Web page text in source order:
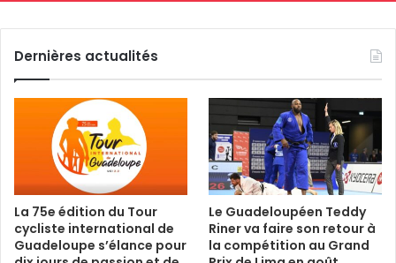
Dernières actualités
La 75e édition du Tour
cycliste international de
Guadeloupe s’élance pour
Le Guadeloupéen Teddy
Riner va faire son retour à
la compétition au Grand